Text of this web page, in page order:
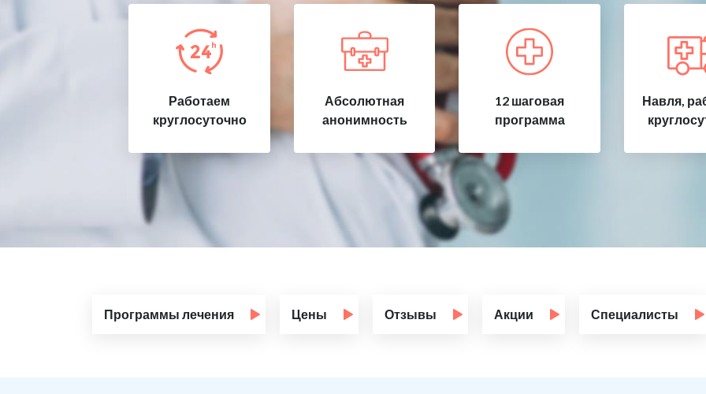
Работаем
круглосуточно
Абсолютная
анонимность
12 шаговая
программа
Навля,
Программы лечения Цены Отзывы Акции Специалисты